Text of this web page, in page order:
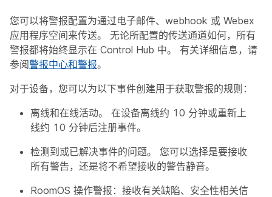
您可以将警报配置为通过电子邮件、webhook 或 Webex
应用程序空间来传送。 无论所配置的传送通道如何，所有
警报都将始终显示在 Control Hub 中。 有关详细信息，请
参阅警报中心和警报。
对于设备，您可以为以下事件创建用于获取警报的规则：
离线和在线活动。 在设备离线约 10 分钟或重新上
线约 10 分钟后注册事件。
检测到或已解决事件的问题。 您可以选择是要接收
所有警告，还是将不希望接收的警告静音。
RoomOS 操作警报：接收有关缺陷、安全性相关信